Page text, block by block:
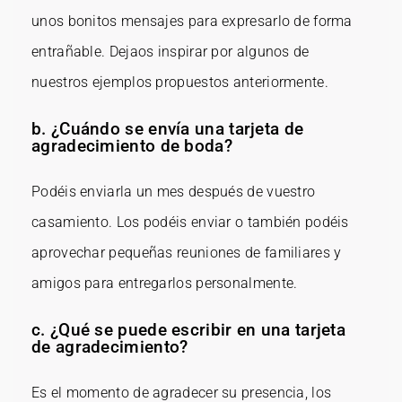
unos bonitos mensajes para expresarlo de forma
entrañable. Dejaos inspirar por algunos de
nuestros ejemplos propuestos anteriormente.
b. ¿Cuándo se envía una tarjeta de
agradecimiento de boda?
Podéis enviarla un mes después de vuestro
casamiento. Los podéis enviar o también podéis
aprovechar pequeñas reuniones de familiares y
amigos para entregarlos personalmente.
c. ¿Qué se puede escribir en una tarjeta
de agradecimiento?
Es el momento de agradecer su presencia, los